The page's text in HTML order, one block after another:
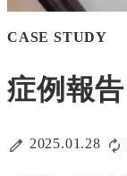
CASE STUDY
症例報告
2025.01.28